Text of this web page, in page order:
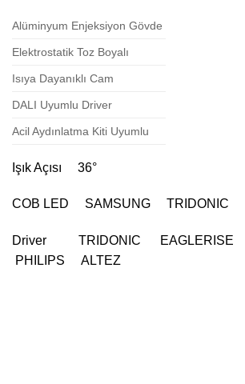
Alüminyum Enjeksiyon Gövde
Elektrostatik Toz Boyalı
Isıya Dayanıklı Cam
DALI Uyumlu Driver
Acil Aydınlatma Kiti Uyumlu
Işık Açısı 36°
COB LED SAMSUNG TRIDONIC
Driver TRIDONIC EAGLERISE
PHILIPS ALTEZ